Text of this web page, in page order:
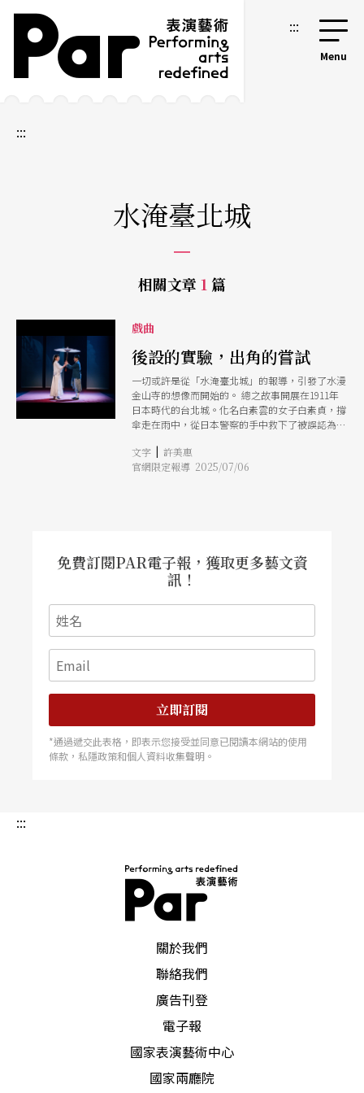
跳到主要內容區塊
網站導覽 :::
:::
水淹臺北城
相關文章 1 篇
戲曲
後設的實驗，出角的嘗試
一切或許是從「水淹臺北城」的報導，引發了水漫
金山寺的想像而開始的。 總之故事開展在1911年
日本時代的台北城。化名白素雲的女子白素貞，撐
傘走在雨中，從日本警察的手中救下了被誤認為是
湖、唱著歌仔調賣藥維生。直到白素雲的粉絲陳阿
舍出現，擊潰了許漢文，他打翻醋罈子、一步步生
要指出這一切都是心魔所生幻象；而白素雲最終隨
化身大盜的小青離去。 不僅角色人名，在螢幕上
也投影演出著歌仔冊中《白蛇傳》故事，都明示著
文字 | 許美惠
官網限定報導 2025/07/06
免費訂閱PAR電子報，獲取更多藝文資
訊！
立即訂閱
*通過遞交此表格，即表示您接受並同意已閱讀本網站的使用
條款，私隱政策和個人資料收集聲明。
:::
關於我們
聯絡我們
廣告刊登
電子報
國家表演藝術中心
國家兩廳院